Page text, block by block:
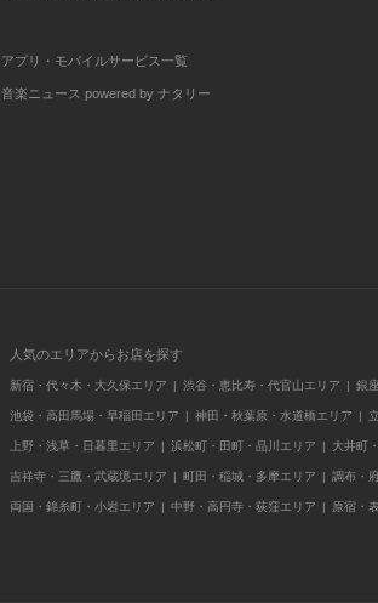
アプリ・モバイルサービス一覧
音楽ニュース powered by ナタリー
人気のエリアからお店を探す
新宿・代々木・大久保エリア 渋谷・恵比寿・代官山エリア 銀
池袋・高田馬場・早稲田エリア 神田・秋葉原・水道橋エリア
上野・浅草・日暮里エリア 浜松町・田町・品川エリア 大井町
吉祥寺・三鷹・武蔵境エリア 町田・稲城・多摩エリア 調布・
両国・錦糸町・小岩エリア 中野・高円寺・荻窪エリア 原宿・